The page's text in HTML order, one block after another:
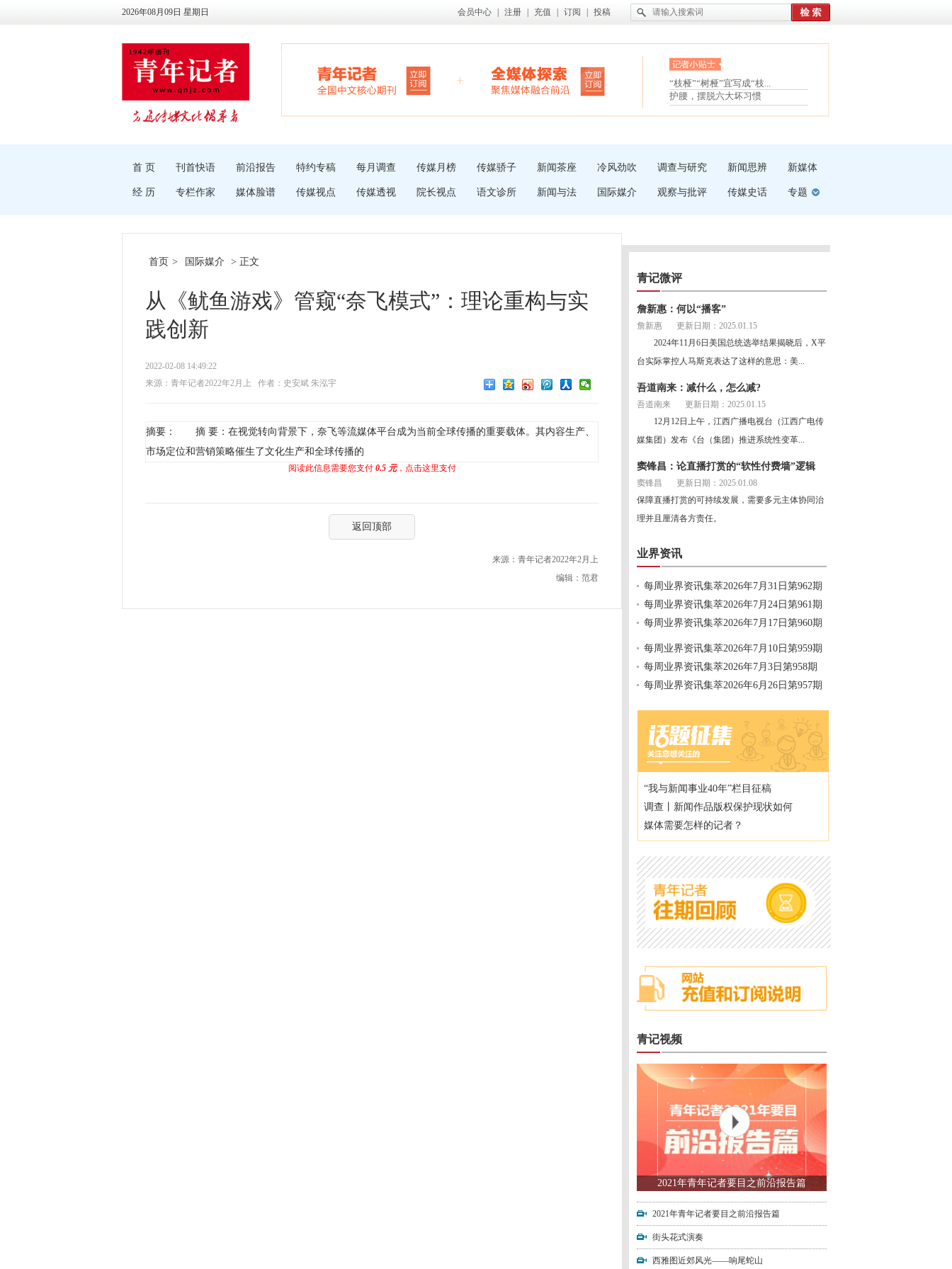
2026年08月09日 星期日 会员中心 注册 充值 订阅 投稿
眼白变红或是结膜下出血
“枝桠”“树桠”宜写成“枝...
夏天缓解疲劳有三招
护腰，摆脱六大坏习惯
受伤了冰敷还是热敷
首 页 刊首快语 前沿报告 特约专稿 每月调查 传媒月榜 传媒骄子 新闻茶座 冷风劲吹 调查与研究 新闻思辨 新媒体
经 历 专栏作家 媒体脸谱 传媒视点 传媒透视 院长视点 语文诊所 新闻与法 国际媒介 观察与批评 传媒史话 专题
首页 > 国际媒介 > 正文
从《鱿鱼游戏》管窥“奈飞模式”：理论重构与实
践创新
2022-02-08 14:49:22
来源：青年记者2022年2月上
作者：史安斌 朱泓宇
摘要： 摘 要：在视觉转向背景下，奈飞等流媒体平台成为当前全球传播的重要载体。其内容生产、
市场定位和营销策略催生了文化生产和全球传播的
阅读此信息需要您支付 0.5 元，点击这里支付
返回顶部
来源：青年记者2022年2月上
编辑：范君
青记微评
詹新惠：何以“播客”
詹新惠
更新日期：2025.01.15
2024年11月6日美国总统选举结果揭晓后，X平
台实际掌控人马斯克表达了这样的意思：美...
吾道南来：减什么，怎么减?
吾道南来
更新日期：2025.01.15
12月12日上午，江西广播电视台（江西广电传
媒集团）发布《台（集团）推进系统性变革...
窦锋昌：论直播打赏的“软性付费墙”逻辑
窦锋昌
更新日期：2025.01.08
保障直播打赏的可持续发展，需要多元主体协同治
理并且厘清各方责任。
业界资讯
每周业界资讯集萃2026年7月31日第962期
每周业界资讯集萃2026年7月24日第961期
每周业界资讯集萃2026年7月17日第960期
每周业界资讯集萃2026年7月10日第959期
每周业界资讯集萃2026年7月3日第958期
每周业界资讯集萃2026年6月26日第957期
“我与新闻事业40年”栏目征稿
调查丨新闻作品版权保护现状如何
媒体需要怎样的记者？
青记视频
2021年青年记者要目之前沿报告篇
2021年青年记者要目之前沿报告篇
街头花式演奏
西雅图近郊风光——响尾蛇山